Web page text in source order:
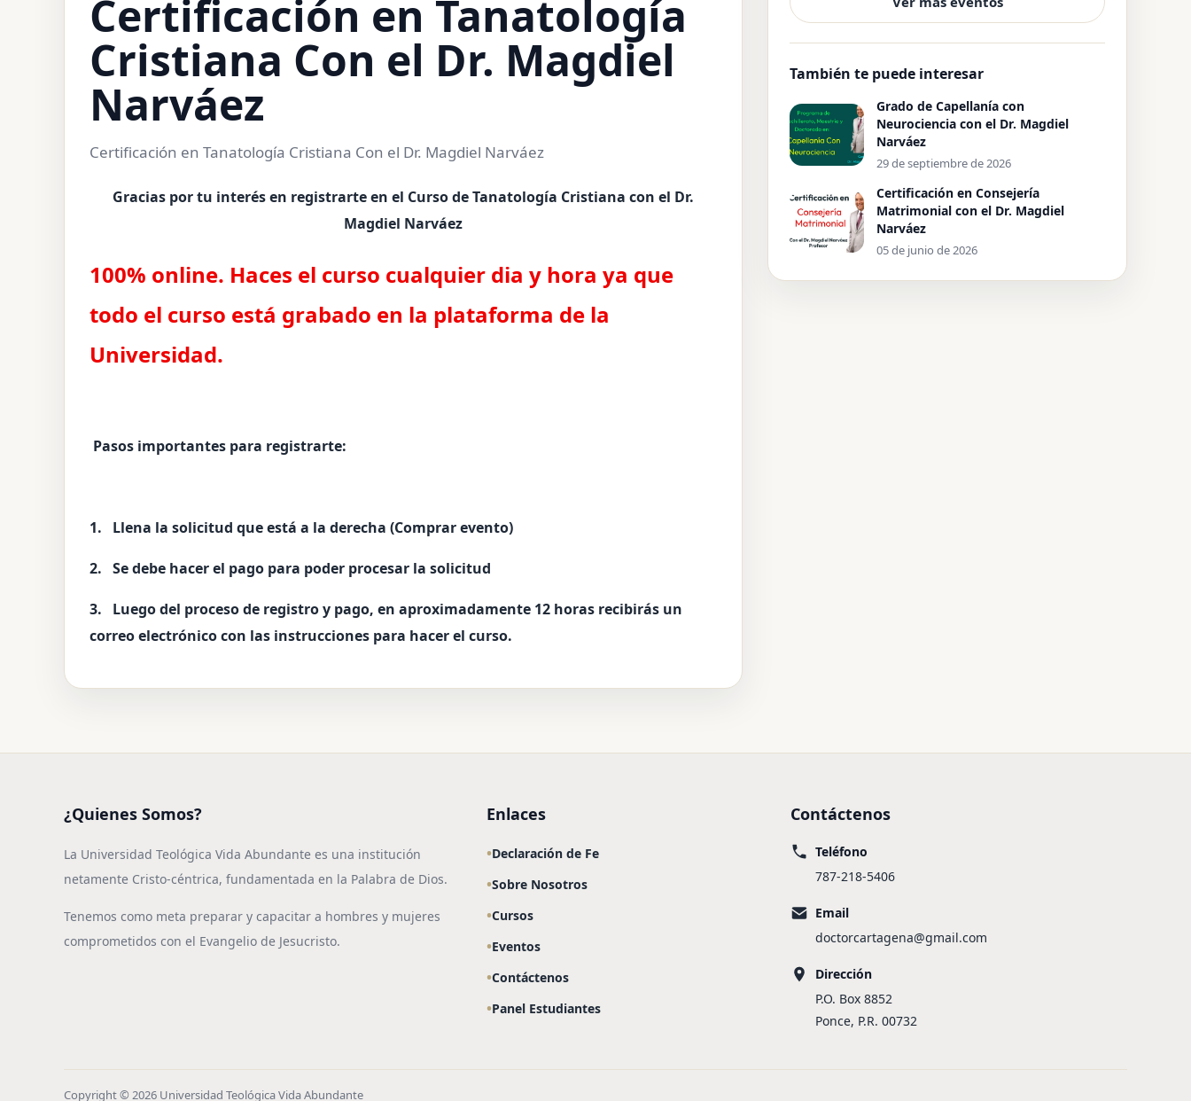
Certificación en Tanatología
Cristiana Con el Dr. Magdiel
Narváez
Certificación en Tanatología Cristiana Con el Dr. Magdiel Narváez
Gracias por tu interés en registrarte en el Curso de Tanatología Cristiana con el Dr.
Magdiel Narváez
100% online. Haces el curso cualquier dia y hora ya que
todo el curso está grabado en la plataforma de la
Universidad.
Pasos importantes para registrarte:
1. Llena la solicitud que está a la derecha (Comprar evento)
2. Se debe hacer el pago para poder procesar la solicitud
3. Luego del proceso de registro y pago, en aproximadamente 12 horas recibirás un
correo electrónico con las instrucciones para hacer el curso.
También te puede interesar
Grado de Capellanía con
Neurociencia con el Dr. Magdiel
Narváez
29 de septiembre de 2026
Certificación en Consejería
Matrimonial con el Dr. Magdiel
Narváez
05 de junio de 2026
¿Quienes Somos?
La Universidad Teológica Vida Abundante es una institución
netamente Cristo-céntrica, fundamentada en la Palabra de Dios.
Tenemos como meta preparar y capacitar a hombres y mujeres
comprometidos con el Evangelio de Jesucristo.
Enlaces
Declaración de Fe
Sobre Nosotros
Cursos
Eventos
Contáctenos
Panel Estudiantes
Contáctenos
Teléfono
787-218-5406
Email
doctorcartagena@gmail.com
Dirección
P.O. Box 8852
Ponce, P.R. 00732
Copyright © 2026 Universidad Teológica Vida Abundante